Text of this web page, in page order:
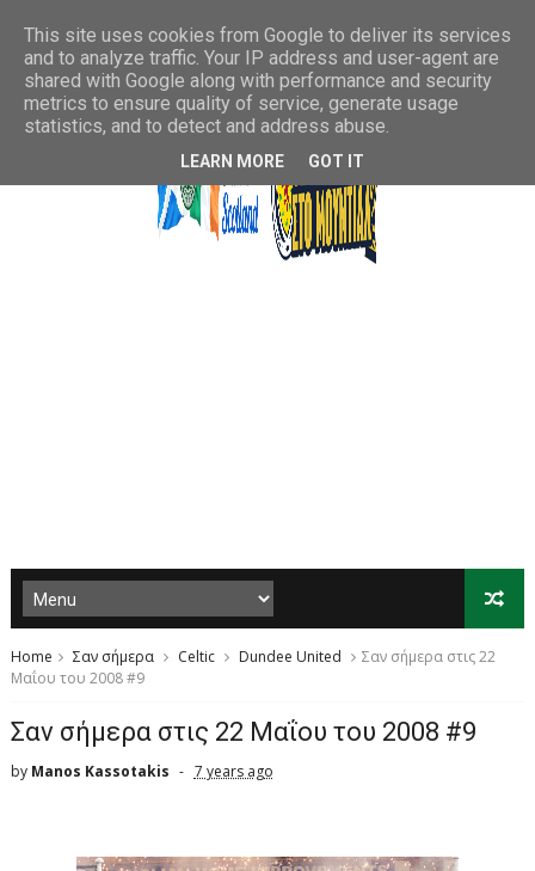
Home Σαν σήμερα Celtic Dundee United
Σαν σήμερα στις 22
Μαΐου του 2008 #9
Σαν σήμερα στις 22 Μαΐου του 2008 #9
by Manos Kassotakis 7 years ago
This site uses cookies from Google to deliver its services
and to analyze traffic. Your IP address and user-agent are
shared with Google along with performance and security
metrics to ensure quality of service, generate usage
statistics, and to detect and address abuse.
LEARN MORE GOT IT